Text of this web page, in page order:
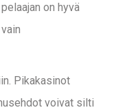
on hyvä
Pikakasinot
voivat silti